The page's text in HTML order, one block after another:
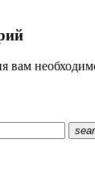
вам